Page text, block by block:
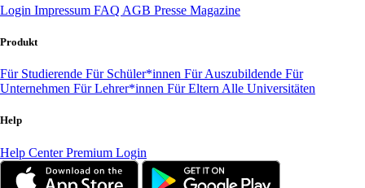
Login Impressum FAQ AGB Presse Magazine
Produkt
Für Studierende Für Schüler*innen Für Auszubildende Für
Unternehmen Für Lehrer*innen Für Eltern Alle Universitäten
Help
Help CenterPremium Login